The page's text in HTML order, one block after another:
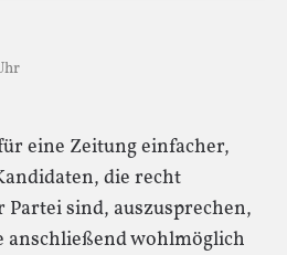
eine Zeitung einfacher,
die recht
sind, auszusprechen,
anschließend wohlmöglich